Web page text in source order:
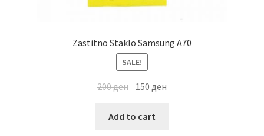
Zastitno Staklo Samsung A70
SALE!
200ден 150 ден
Add to cart